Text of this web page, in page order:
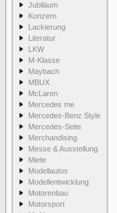
Jubiläum
Konzern
Lackierung
Literatur
LKW
M-Klasse
Maybach
MBUX
McLaren
Mercedes me
Mercedes-Benz Style
Mercedes-Seite
Merchandising
Messe & Ausstellung
Miete
Modellautos
Modellentwicklung
Motorenbau
Motorsport